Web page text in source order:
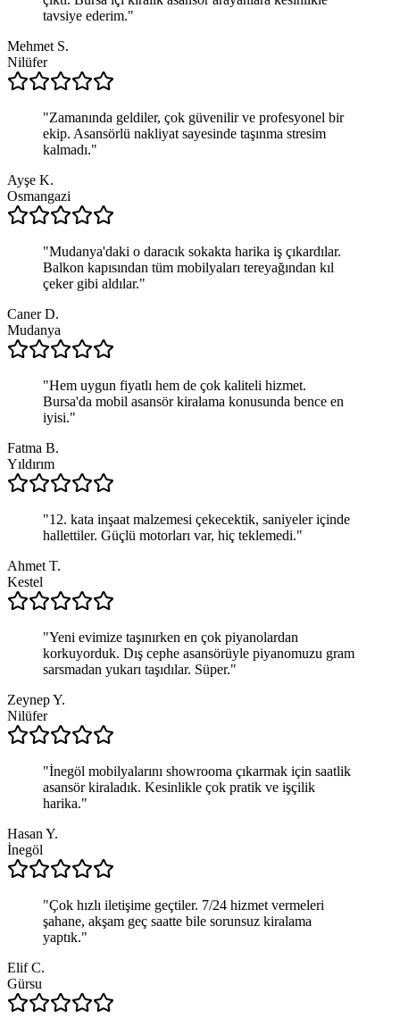
tavsiye ederim."
Mehmet S.
Nilüfer
"Zamanında geldiler, çok güvenilir ve profesyonel bir
ekip. Asansörlü nakliyat sayesinde taşınma stresim
kalmadı."
Ayşe K.
Osmangazi
"Mudanya'daki o daracık sokakta harika iş çıkardılar.
Balkon kapısından tüm mobilyaları tereyağından kıl
çeker gibi aldılar."
Caner D.
Mudanya
"Hem uygun fiyatlı hem de çok kaliteli hizmet.
Bursa'da mobil asansör kiralama konusunda bence en
iyisi."
Fatma B.
Yıldırım
"12. kata inşaat malzemesi çekecektik, saniyeler içinde
hallettiler. Güçlü motorları var, hiç teklemedi."
Ahmet T.
Kestel
"Yeni evimize taşınırken en çok piyanolardan
korkuyorduk. Dış cephe asansörüyle piyanomuzu gram
sarsmadan yukarı taşıdılar. Süper."
Zeynep Y.
Nilüfer
"İnegöl mobilyalarını showrooma çıkarmak için saatlik
asansör kiraladık. Kesinlikle çok pratik ve işçilik
harika."
Hasan Y.
İnegöl
"Çok hızlı iletişime geçtiler. 7/24 hizmet vermeleri
şahane, akşam geç saatte bile sorunsuz kiralama
yaptık."
Elif C.
Gürsu